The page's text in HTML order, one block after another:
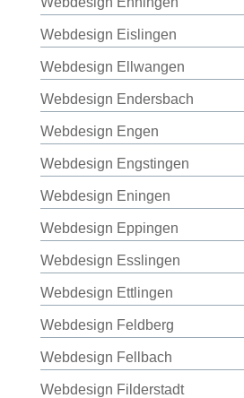
Webdesign Eislingen
Webdesign Ellwangen
Webdesign Endersbach
Webdesign Engen
Webdesign Engstingen
Webdesign Eningen
Webdesign Eppingen
Webdesign Esslingen
Webdesign Ettlingen
Webdesign Feldberg
Webdesign Fellbach
Webdesign Filderstadt